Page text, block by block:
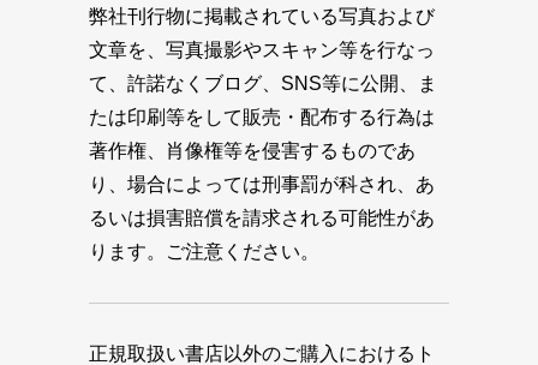
弊社刊行物に掲載されている写真および
文章を、写真撮影やスキャン等を行なっ
て、許諾なくブログ、SNS等に公開、ま
たは印刷等をして販売・配布する行為は
著作権、肖像権等を侵害するものであ
り、場合によっては刑事罰が科され、あ
るいは損害賠償を請求される可能性があ
ります。ご注意ください。
正規取扱い書店以外のご購入におけるト